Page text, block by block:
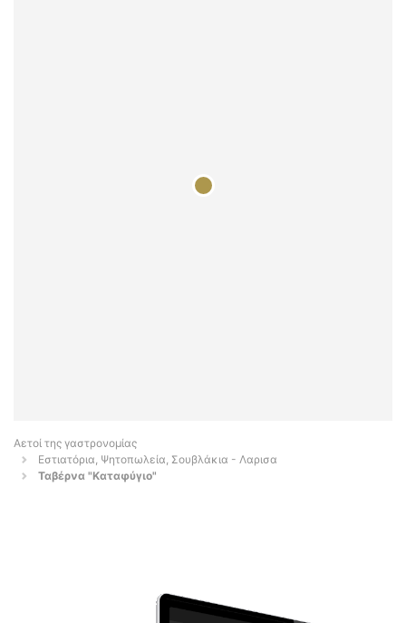
Αετοί της γαστρονομίας
Εστιατόρια, Ψητοπωλεία, Σουβλάκια - Λαρισα
Ταβέρνα "Καταφύγιο"